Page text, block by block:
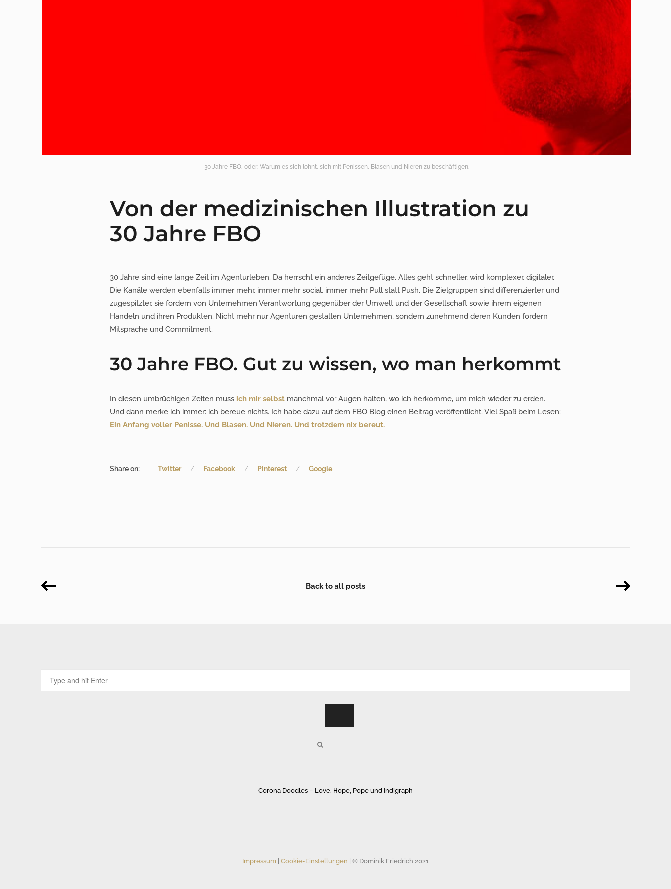
30 Jahre FBO, oder: Warum es sich lohnt, sich mit Penissen, Blasen und Nieren zu beschäftigen.
Von der medizinischen Illustration zu
30 Jahre FBO
30 Jahre sind eine lange Zeit im Agenturleben. Da herrscht ein anderes Zeitgefüge. Alles geht schneller, wird komplexer, digitaler.
Die Kanäle werden ebenfalls immer mehr, immer mehr social, immer mehr Pull statt Push. Die Zielgruppen sind differenzierter und
zugespitzter, sie fordern von Unternehmen Verantwortung gegenüber der Umwelt und der Gesellschaft sowie ihrem eigenen
Handeln und ihren Produkten. Nicht mehr nur Agenturen gestalten Unternehmen, sondern zunehmend deren Kunden fordern
Mitsprache und Commitment.
30 Jahre FBO. Gut zu wissen, wo man herkommt
In diesen umbrüchigen Zeiten muss ich mir selbst manchmal vor Augen halten, wo ich herkomme, um mich wieder zu erden.
Und dann merke ich immer: ich bereue nichts. Ich habe dazu auf dem FBO Blog einen Beitrag veröffentlicht. Viel Spaß beim Lesen:
Ein Anfang voller Penisse. Und Blasen. Und Nieren. Und trotzdem nix bereut.
Share on: Twitter Facebook Pinterest Google
Back to all posts
Corona Doodles – Love, Hope, Pope und Indigraph
Impressum | Cookie-Einstellungen | © Dominik Friedrich 2021